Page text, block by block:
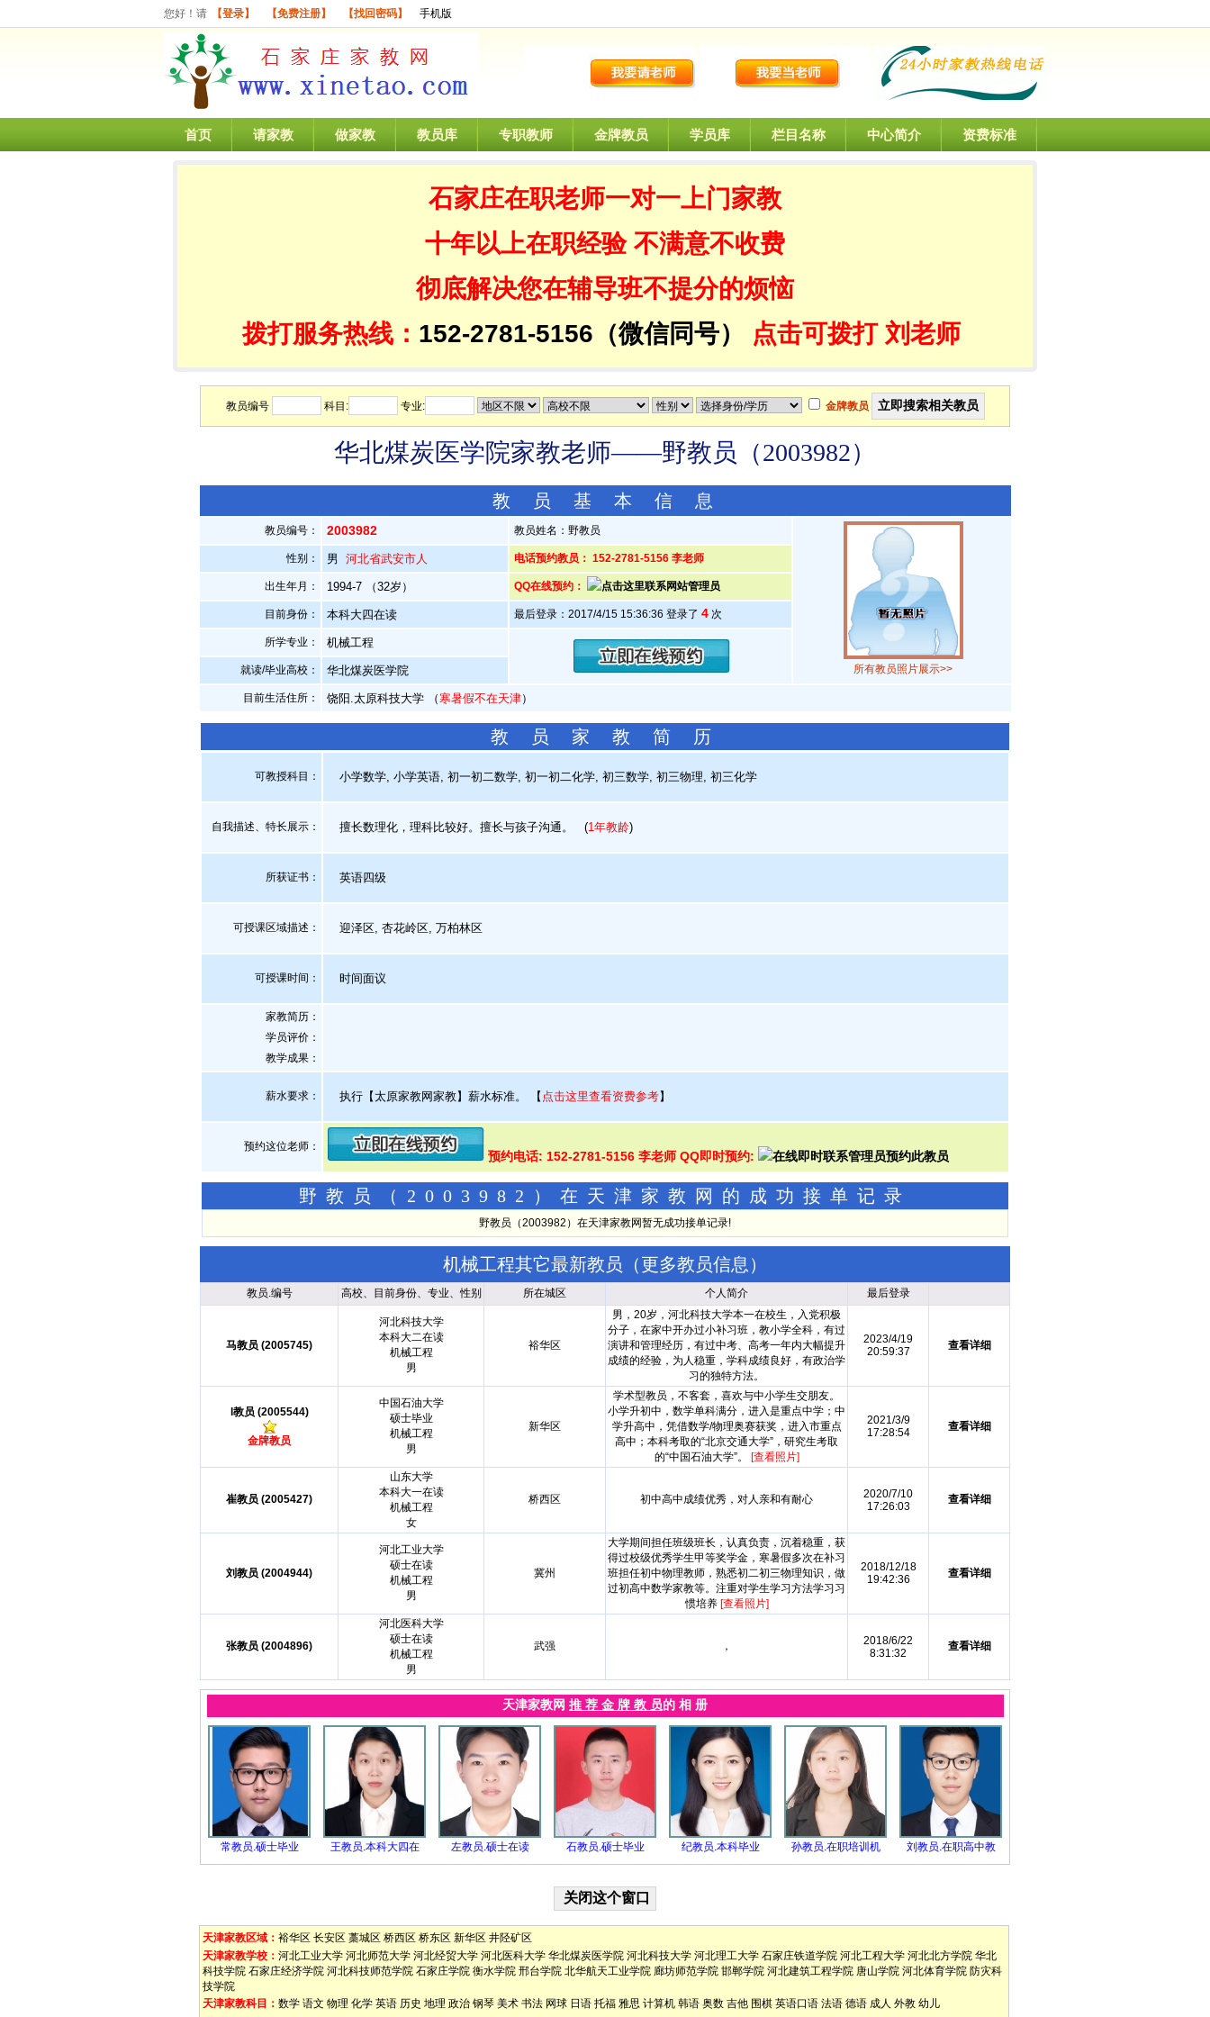
您好！请 【登录】 【免费注册】 【找回密码】 手机版
首页 请家教 做家教 教员库 专职教师 金牌教员 学员库 栏目名称 中心简介 资费标准
石家庄在职老师一对一上门家教
十年以上在职经验 不满意不收费
彻底解决您在辅导班不提分的烦恼
拨打服务热线： 152-2781-5156（微信同号） 点击可拨打 刘老师
教员编号 科目: 专业: 金牌教员
华北煤炭医学院家教老师——野教员（2003982）
教 员 基 本 信 息
教员编号： 2003982 教员姓名：野教员
所有教员照片展示>>
性别： 男 河北省武安市人 电话预约教员： 152-2781-5156 李老师
出生年月： 1994-7 （32岁） QQ在线预约：
目前身份： 本科大四在读 最后登录：2017/4/15 15:36:36 登录了 4次
所学专业： 机械工程
就读/毕业高校： 华北煤炭医学院
目前生活住所： 饶阳.太原科技大学 （寒暑假不在天津）
教 员 家 教 简 历
可教授科目： 小学数学, 小学英语, 初一初二数学, 初一初二化学, 初三数学, 初三物理, 初三化学
自我描述、特长展示 ： 擅长数理化，理科比较好。擅长与孩子沟通。 (1年教龄)
所获证书 ： 英语四级
可授课区域描述： 迎泽区, 杏花岭区, 万柏林区
可授课时间： 时间面议
家教简历：
学员评价：
教学成果：
薪水要求： 执行【太原家教网家教】薪水标准。 【 点击这里查看资费参考】
预约这位老师：
预约电话: 152-2781-5156 李老师 QQ即时预约:
野教员（2003982）在天津家教网的成功接单记录
野教员（2003982）在天津家教网暂无成功接单记录!
机械工程其它最新教员（更多教员信息 ）
教员.编号 高校、目前身份、专业、性别 所在城区 个人简介 最后登录
马教员 (2005745)
河北科技大学
本科大二在读
机械工程
男
裕华区
男，20岁，河北科技大学本一在校生，入党积极
分子，在家中开办过小补习班，教小学全科，有过
演讲和管理经历，有过中考、高考一年内大幅提升
成绩的经验，为人稳重，学科成绩良好，有政治学
习的独特方法。
2023/4/19
20:59:37
查看详细
l教员 (2005544)
金牌教员
中国石油大学
硕士毕业
机械工程
男
新华区
学术型教员，不客套，喜欢与中小学生交朋友。
小学升初中，数学单科满分，进入是重点中学；中
学升高中，凭借数学/物理奥赛获奖，进入市重点
高中；本科考取的“北京交通大学”，研究生考取
的“中国石油大学”。
[查看照片]
2021/3/9
17:28:54
查看详细
崔教员 (2005427)
山东大学
本科大一在读
机械工程
女
桥西区 初中高中成绩优秀，对人亲和有耐心
2020/7/10
17:26:03
查看详细
刘教员 (2004944)
河北工业大学
硕士在读
机械工程
男
冀州
大学期间担任班级班长，认真负责，沉着稳重，获
得过校级优秀学生甲等奖学金，寒暑假多次在补习
班担任初中物理教师，熟悉初二初三物理知识，做
过初高中数学家教等。注重对学生学习方法学习习
惯培养 [查看照片]
2018/12/18
19:42:36
查看详细
张教员 (2004896)
河北医科大学
硕士在读
机械工程
男
武强 ，
2018/6/22
8:31:32
查看详细
天津家教网 推 荐 金 牌 教 员的 相 册
常教员.硕士毕业 王教员.本科大四在 左教员.硕士在读 石教员.硕士毕业 纪教员.本科毕业 孙教员.在职培训机 刘教员.在职高中教
天津家教区域： 裕华区 长安区 藁城区 桥西区 桥东区 新华区 井陉矿区
天津家教学校： 河北工业大学 河北师范大学 河北经贸大学 河北医科大学 华北煤炭医学院 河北科技大学 河北理工大学 石家庄铁道学院 河北工程大学 河北北方学院 华北
科技学院 石家庄经济学院 河北科技师范学院 石家庄学院 衡水学院 邢台学院 北华航天工业学院 廊坊师范学院 邯郸学院 河北建筑工程学院 唐山学院 河北体育学院 防灾科
技学院
天津家教科目： 数学 语文 物理 化学 英语 历史 地理 政治 钢琴 美术 书法 网球 日语 托福 雅思 计算机 韩语 奥数 吉他 围棋 英语口语 法语 德语 成人 外教 幼儿